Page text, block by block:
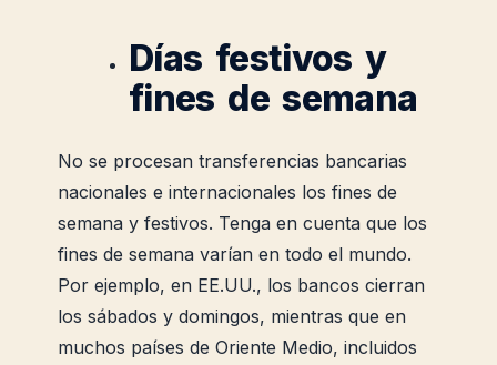
Días festivos y
fines de semana
No se procesan transferencias bancarias
nacionales e internacionales los fines de
semana y festivos. Tenga en cuenta que los
fines de semana varían en todo el mundo.
Por ejemplo, en EE.UU., los bancos cierran
los sábados y domingos, mientras que en
muchos países de Oriente Medio, incluidos